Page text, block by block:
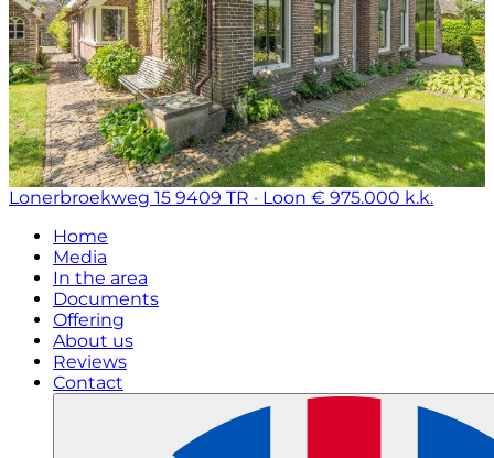
Lonerbroekweg 15 9409 TR · Loon € 975.000 k.k.
Home
Media
In the area
Documents
Offering
About us
Reviews
Contact